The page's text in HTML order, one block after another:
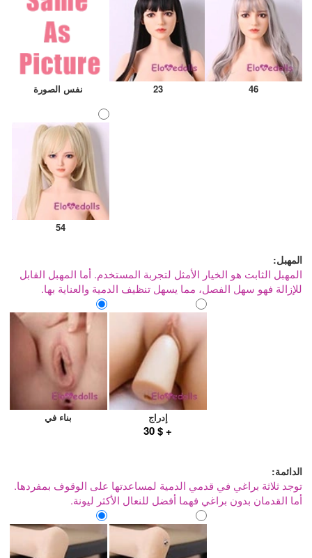
نفس الصورة 23 46
54
المهبل:
المهبل الثابت هو الخيار الأمثل لتجربة المستخدم. أما المهبل القابل
للإزالة فهو سهل الفصل، مما يسهل تنظيف الدمية والعناية بها.
بناء في إدراج
+ $ 30
الدائمة:
توجد ثلاثة براغي في قدمي الدمية لمساعدتها على الوقوف بمفردها.
أما القدمان بدون براغي فهما أفضل للنعال الأكثر ليونة.